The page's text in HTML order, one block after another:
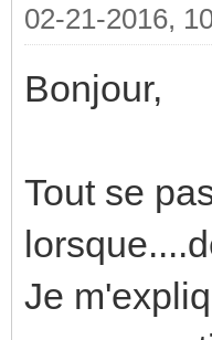
02-21-2016,
Bonjour,
Tout se
Je